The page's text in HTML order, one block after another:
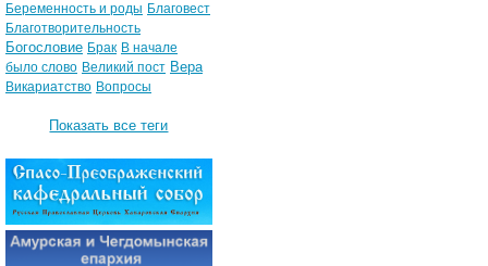
Беременность и роды Благовест
Благотворительность
Богословие Брак В начале
было слово Великий пост Вера
Викариатство Вопросы
Показать все теги